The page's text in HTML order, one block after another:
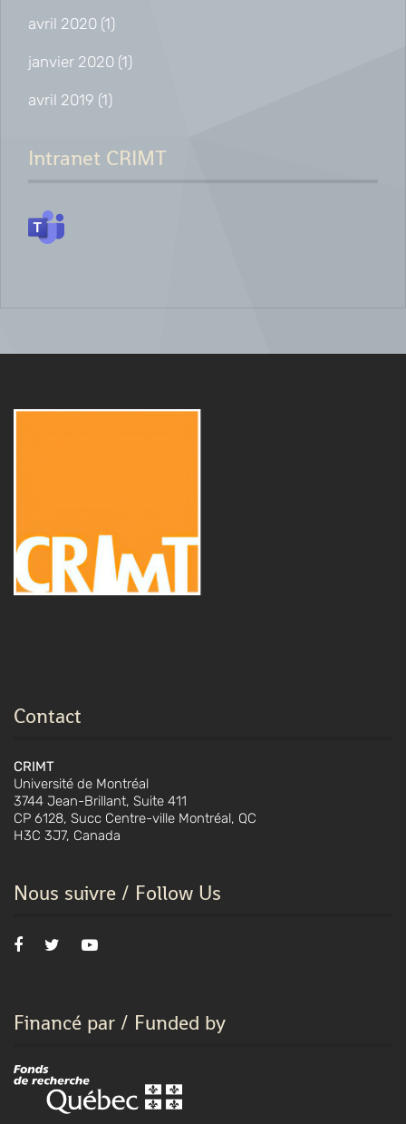
avril 2020 (1)
janvier 2020 (1)
avril 2019 (1)
Intranet CRIMT
Contact
CRIMT
Université de Montréal
3744 Jean-Brillant, Suite 411
CP 6128, Succ Centre-ville Montréal, QC
H3C 3J7, Canada
Nous suivre / Follow Us
Financé par / Funded by